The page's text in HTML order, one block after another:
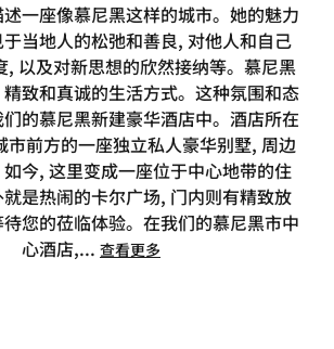
一座像慕尼黑这样的城市。她的魅力
当地人的松弛和善良, 对他人和自己
, 以及对新思想的欣然接纳等。慕尼黑
致和真诚的生活方式。这种氛围和态
的慕尼黑新建豪华酒店中。酒店所在
市前方的一座独立私人豪华别墅, 周边
今, 这里变成一座位于中心地带的住
是热闹的卡尔广场, 门内则有精致放
您的莅临体验。在我们的慕尼黑市中
心酒店,... 查看更多